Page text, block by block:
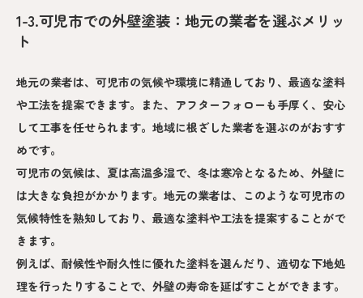
1-3.可児市での外壁塗装：地元の業者を選ぶメリッ
ト
地元の業者は、可児市の気候や環境に精通しており、最適な塗料
や工法を提案できます。また、アフターフォローも手厚く、安心
して工事を任せられます。地域に根ざした業者を選ぶのがおすす
めです。
可児市の気候は、夏は高温多湿で、冬は寒冷となるため、外壁に
は大きな負担がかかります。地元の業者は、このような可児市の
気候特性を熟知しており、最適な塗料や工法を提案することがで
きます。
例えば、耐候性や耐久性に優れた塗料を選んだり、適切な下地処
理を行ったりすることで、外壁の寿命を延ばすことができます。